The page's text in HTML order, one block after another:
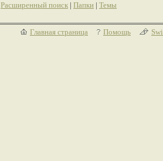
Расширенный поиск | Папки | Темы
Главная страница Помощь